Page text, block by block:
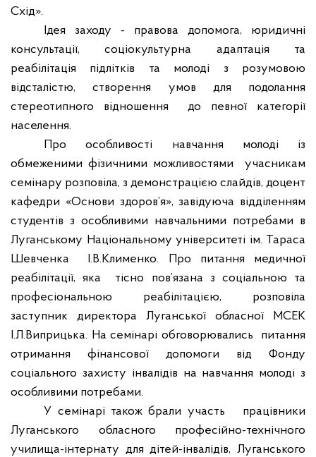
Схід».
Ідея заходу - правова допомога, юридичні
консультації, соціокультурна адаптація та
реабілітація підлітків та молоді з розумовою
відсталістю, створення умов для подолання
стереотипного відношення
до певної категорії
населення.
Про особливості навчання молоді із
обмеженими фізичними можливостями
учасникам
семінару розповіла, з демонстрацією слайдів, доцент
кафедри «Основи здоров’я», завідуюча відділенням
студентів з особливими навчальними потребами в
Луганському Національному університеті ім. Тараса
Шевченка
І.В.Клименко. Про питання медичної
реабілітації, яка
тісно пов’язана з соціальною та
професіональною реабілітацією, розповіла
заступник директора Луганської обласної МСЕК
І.Л.Виприцька. На семінарі обговорювались
питання
отримання фінансової допомоги від Фонду
соціального захисту інвалідів на навчання молоді з
особливими потребами.
У семінарі також брали участь
працівники
Луганського обласного професійно-технічного
училища-інтернату для дітей-інвалідів, Луганського